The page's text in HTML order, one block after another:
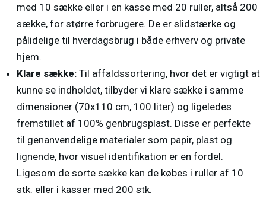
med 10 sække eller i en kasse med 20 ruller, altså 200
sække, for større forbrugere. De er slidstærke og
pålidelige til hverdagsbrug i både erhverv og private
hjem.
Klare sække:Til affaldssortering, hvor det er vigtigt at
kunne se indholdet, tilbyder vi klare sække i samme
dimensioner (70x110 cm, 100 liter) og ligeledes
fremstillet af 100% genbrugsplast. Disse er perfekte
til genanvendelige materialer som papir, plast og
lignende, hvor visuel identifikation er en fordel.
Ligesom de sorte sække kan de købes i ruller af 10
stk. eller i kasser med 200 stk.